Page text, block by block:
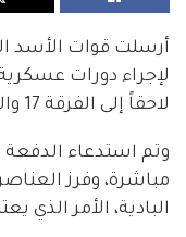
أرسلت قوات الأسد
لإجراء دورات
لاحقاً إلى الفرقة 17 واللواء 137.
وتم استدعاء الدفعة
مباشرة، وفرز
البادية، الأمر